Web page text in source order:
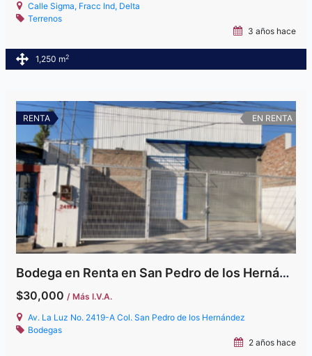
Calle Sigma, Fracc Ind, Delta
Terrenos
3 años hace
1,250 m2
RENTA EN RENTA
Bodega en Renta en San Pedro de los Hernández
$30,000 / Más I.V.A.
Av. La Luz No. 2419-A Col. San Pedro de los Hernández
Bodegas
2 años hace